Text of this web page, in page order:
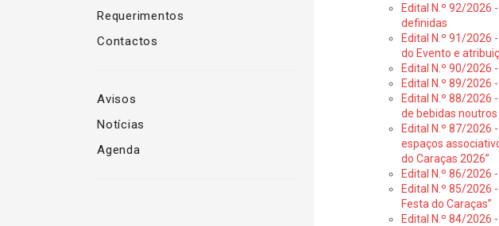
Requerimentos
Contactos
Avisos
Notícias
Agenda
Edital N.º 92/2026
definidas
Edital N.º 91/2026
do Evento e
Edital N.º 90/2026
Edital N.º 89/2026
Edital N.º 88/2026
de bebidas
Edital N.º 87/2026
espaços
do Caraças 2026”
Edital N.º 86/2026
Edital N.º 85/2026
Festa do Caraças”
Edital N.º 84/2026